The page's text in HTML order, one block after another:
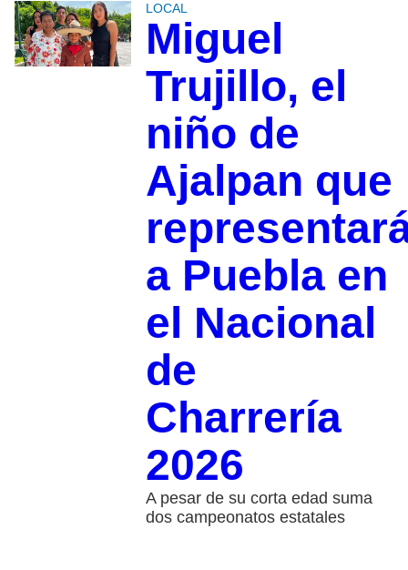
LOCAL
Miguel
Trujillo, el
niño de
Ajalpan que
a Puebla en
el Nacional
de
Charrería
2026
A pesar de su corta edad suma
dos campeonatos estatales